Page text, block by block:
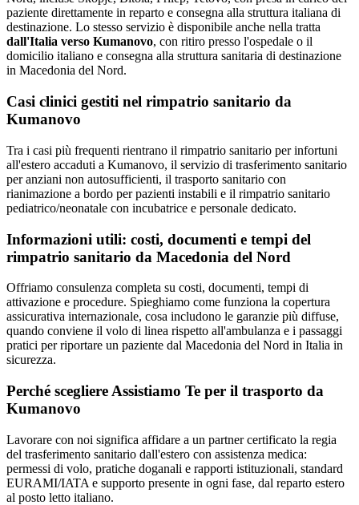
paziente direttamente in reparto e consegna alla struttura italiana di
destinazione. Lo stesso servizio è disponibile anche nella tratta
dall'Italia verso Kumanovo, con ritiro presso l'ospedale o il
domicilio italiano e consegna alla struttura sanitaria di destinazione
in Macedonia del Nord.
Casi clinici gestiti nel rimpatrio sanitario da
Kumanovo
Tra i casi più frequenti rientrano il rimpatrio sanitario per infortuni
all'estero accaduti a Kumanovo, il servizio di trasferimento sanitario
per anziani non autosufficienti, il trasporto sanitario con
rianimazione a bordo per pazienti instabili e il rimpatrio sanitario
pediatrico/neonatale con incubatrice e personale dedicato.
Informazioni utili: costi, documenti e tempi del
rimpatrio sanitario da Macedonia del Nord
Offriamo consulenza completa su costi, documenti, tempi di
attivazione e procedure. Spieghiamo come funziona la copertura
assicurativa internazionale, cosa includono le garanzie più diffuse,
quando conviene il volo di linea rispetto all'ambulanza e i passaggi
pratici per riportare un paziente dal Macedonia del Nord in Italia in
sicurezza.
Perché scegliere Assistiamo Te per il trasporto da
Kumanovo
Lavorare con noi significa affidare a un partner certificato la regia
del trasferimento sanitario dall'estero con assistenza medica:
permessi di volo, pratiche doganali e rapporti istituzionali, standard
EURAMI/IATA e supporto presente in ogni fase, dal reparto estero
al posto letto italiano.